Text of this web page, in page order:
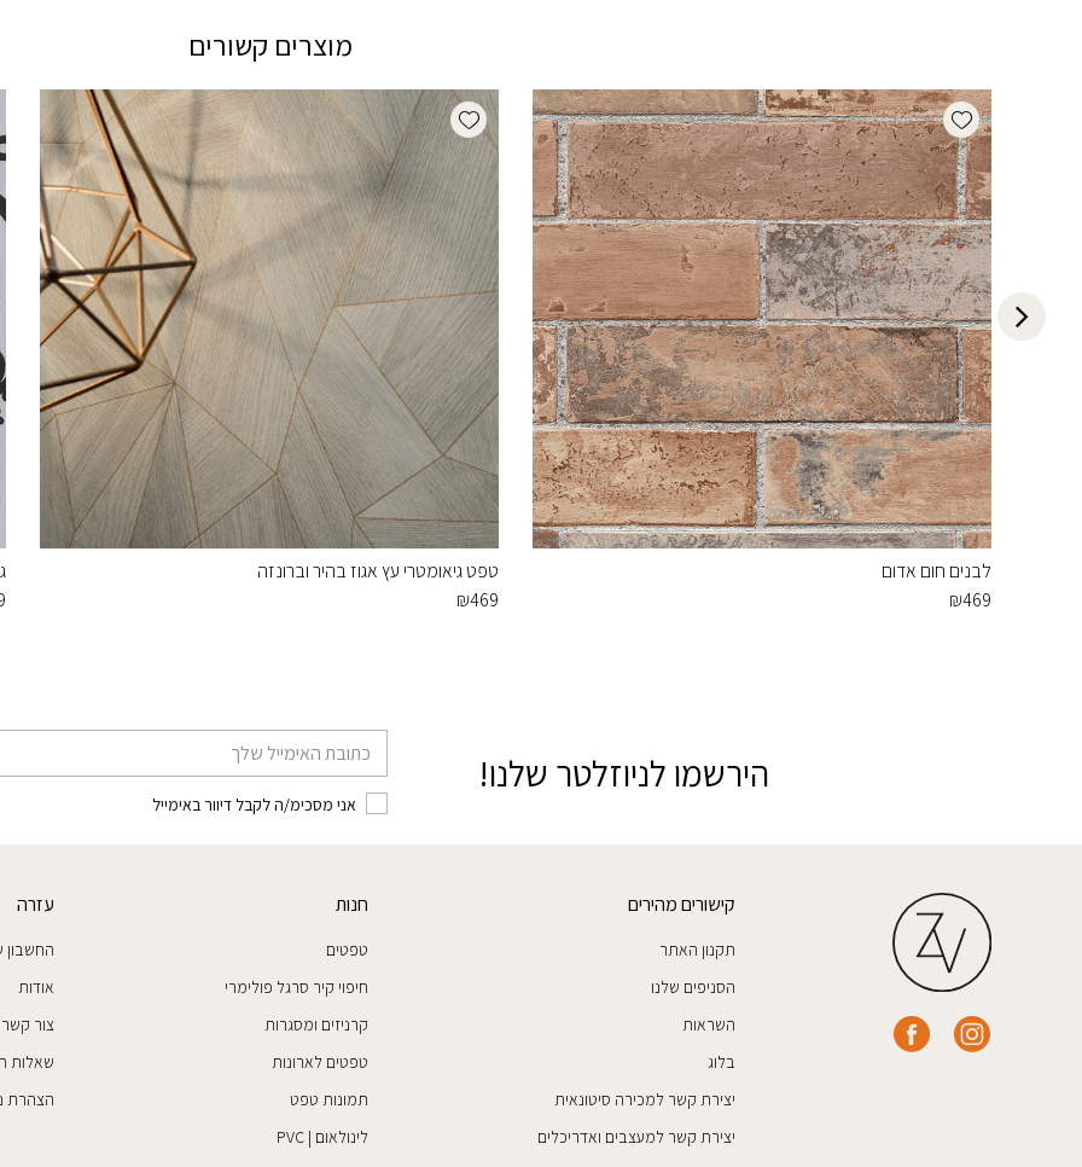
מוצרים קשורים
Add wishlist
לבנים חום אדום
₪469
Add wishlist
טפט גיאומטרי עץ אגוז בהיר וברונזה
₪469
הירשמו לניוזלטר שלנו!
אני מסכימ/ה לקבל דיוור באימייל
קישורים מהירים
תקנון האתר
הסניפים שלנו
השראות
בלוג
יצירת קשר למכירה סיטונאית
יצירת קשר למעצבים ואדריכלים
חנות
טפטים
חיפוי קיר סרגל פולימרי
קרניזים ומסגרות
טפטים לארונות
תמונות טפט
לינולאום | PVC
עזרה
החשבון
אודות
צור קשר
שאלות
הצהרת